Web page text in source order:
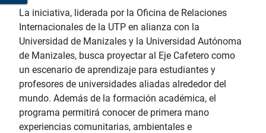
La iniciativa, liderada por la Oficina de Relaciones
Internacionales de la UTP en alianza con la
Universidad de Manizales y la Universidad Autónoma
de Manizales, busca proyectar al Eje Cafetero como
un escenario de aprendizaje para estudiantes y
profesores de universidades aliadas alrededor del
mundo. Además de la formación académica, el
programa permitirá conocer de primera mano
experiencias comunitarias, ambientales e